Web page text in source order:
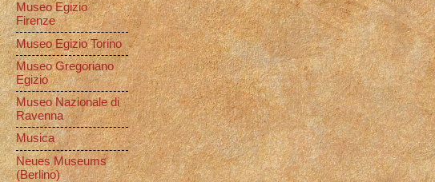
Museo Egizio
Firenze
Museo Egizio Torino
Museo Gregoriano
Egizio
Museo Nazionale di
Ravenna
Musica
Neues Museums
(Berlino)